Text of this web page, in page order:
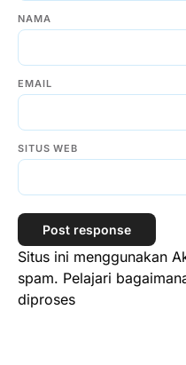
NAMA
EMAIL
SITUS WEB
Situs ini menggunakan
spam. Pelajari
diproses